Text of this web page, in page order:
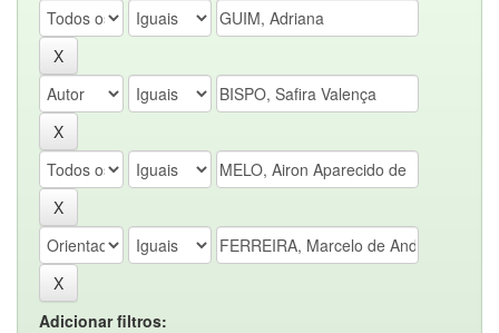
Adicionar filtros: